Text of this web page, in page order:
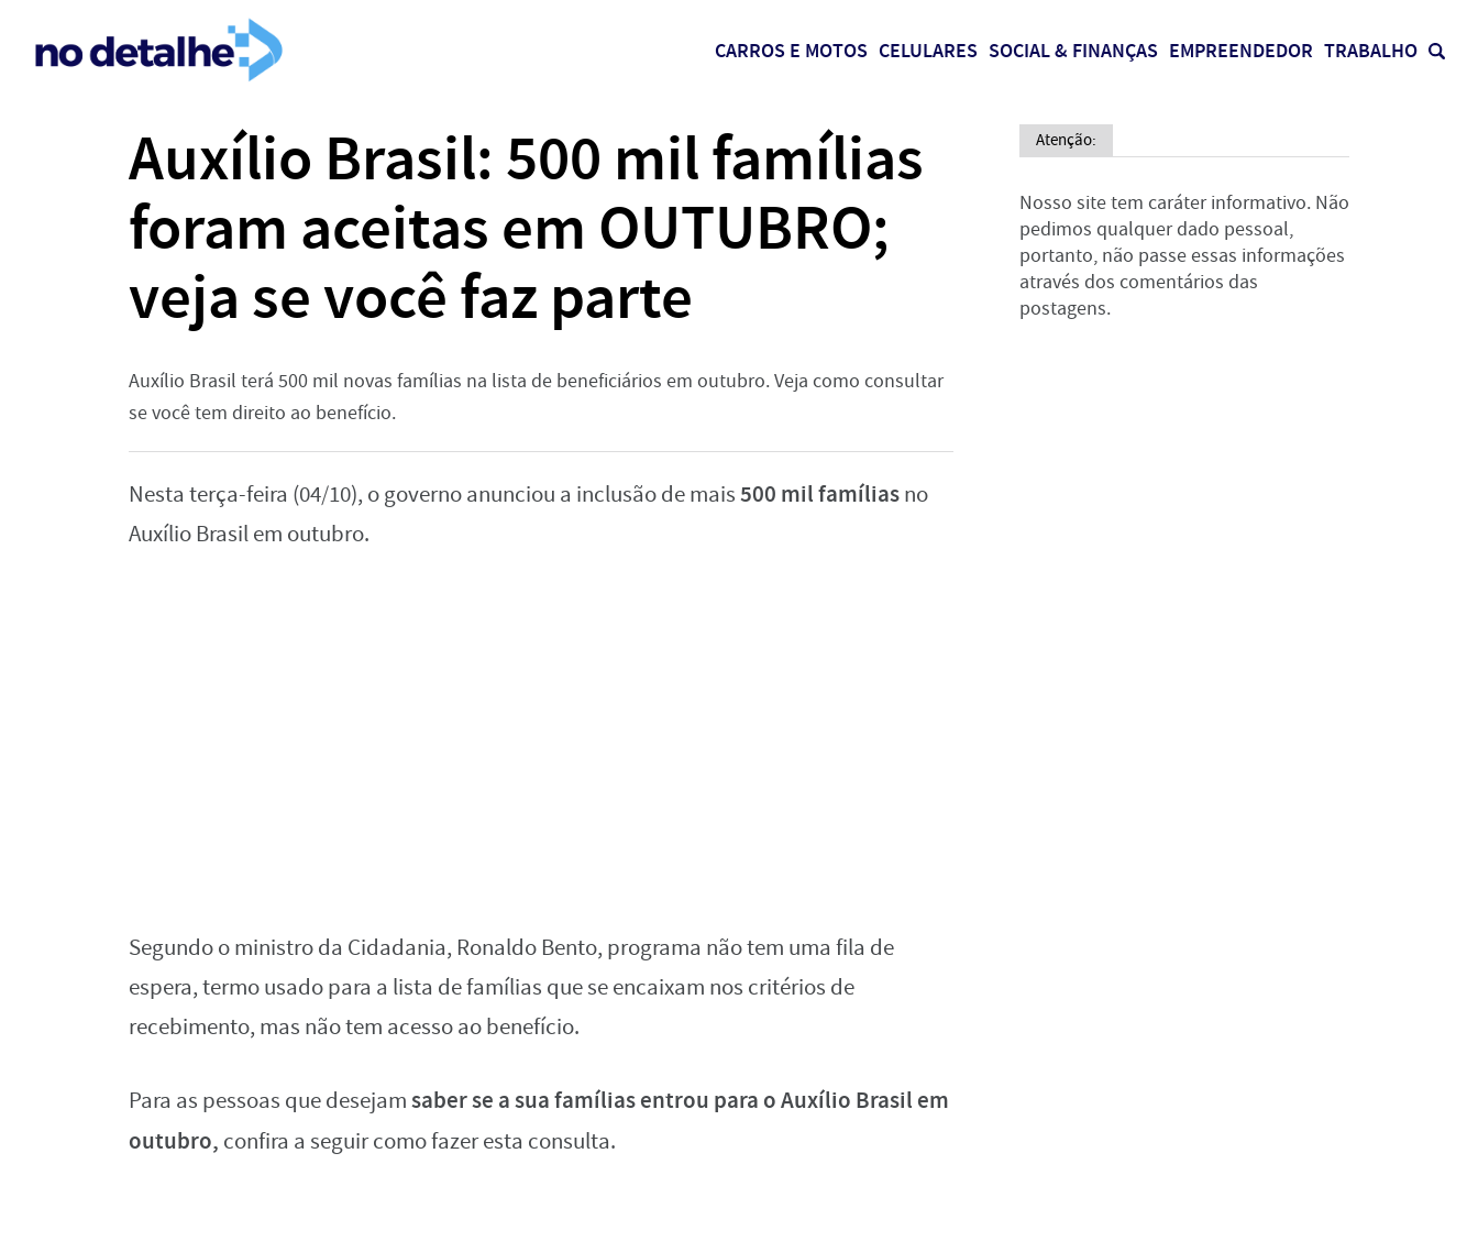
CARROS E MOTOS CELULARES SOCIAL & FINANÇAS EMPREENDEDOR TRABALHO
Auxílio Brasil: 500 mil famílias
foram aceitas em OUTUBRO;
veja se você faz parte
Auxílio Brasil terá 500 mil novas famílias na lista de beneficiários em outubro. Veja como consultar
se você tem direito ao benefício.
Nesta terça-feira (04/10), o governo anunciou a inclusão de mais500 mil famíliasno
Auxílio Brasil em outubro.
Segundo o ministro da Cidadania, Ronaldo Bento, programa não tem uma fila de
espera, termo usado para a lista de famílias que se encaixam nos critérios de
recebimento, mas não tem acesso ao benefício.
Para as pessoas que desejamsaber se a sua famílias entrou para o Auxílio Brasil em
outubro, confira a seguir como fazer esta consulta.
Atenção:
Nosso site tem caráter informativo. Não
pedimos qualquer dado pessoal,
portanto, não passe essas informações
através dos comentários das
postagens.